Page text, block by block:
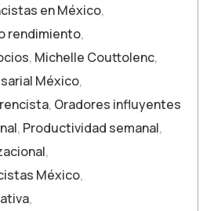
en México,
rendimiento,
, Michelle Couttolenc,
México,
, Oradores influyentes
, Productividad semanal,
,
México,
,